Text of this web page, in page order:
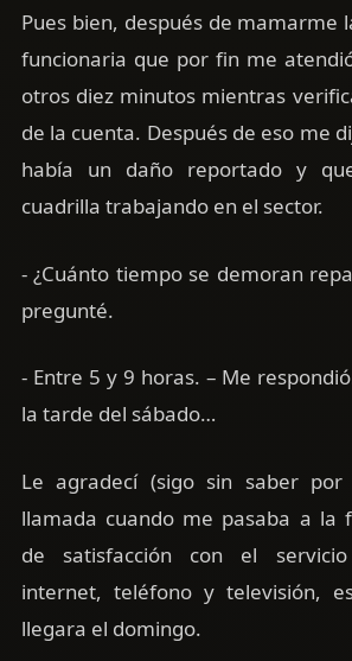
Pues bien, después de mamarme
funcionaria que por fin me
otros diez minutos mientras
de la cuenta. Después de eso me
había un daño reportado y
cuadrilla trabajando en el sector.
- ¿Cuánto tiempo se demoran
pregunté.
- Entre 5 y 9 horas. – Me
la tarde del sábado…
Le agradecí (sigo sin saber
llamada cuando me pasaba a la
de satisfacción con el
internet, teléfono y televisión,
llegara el domingo.